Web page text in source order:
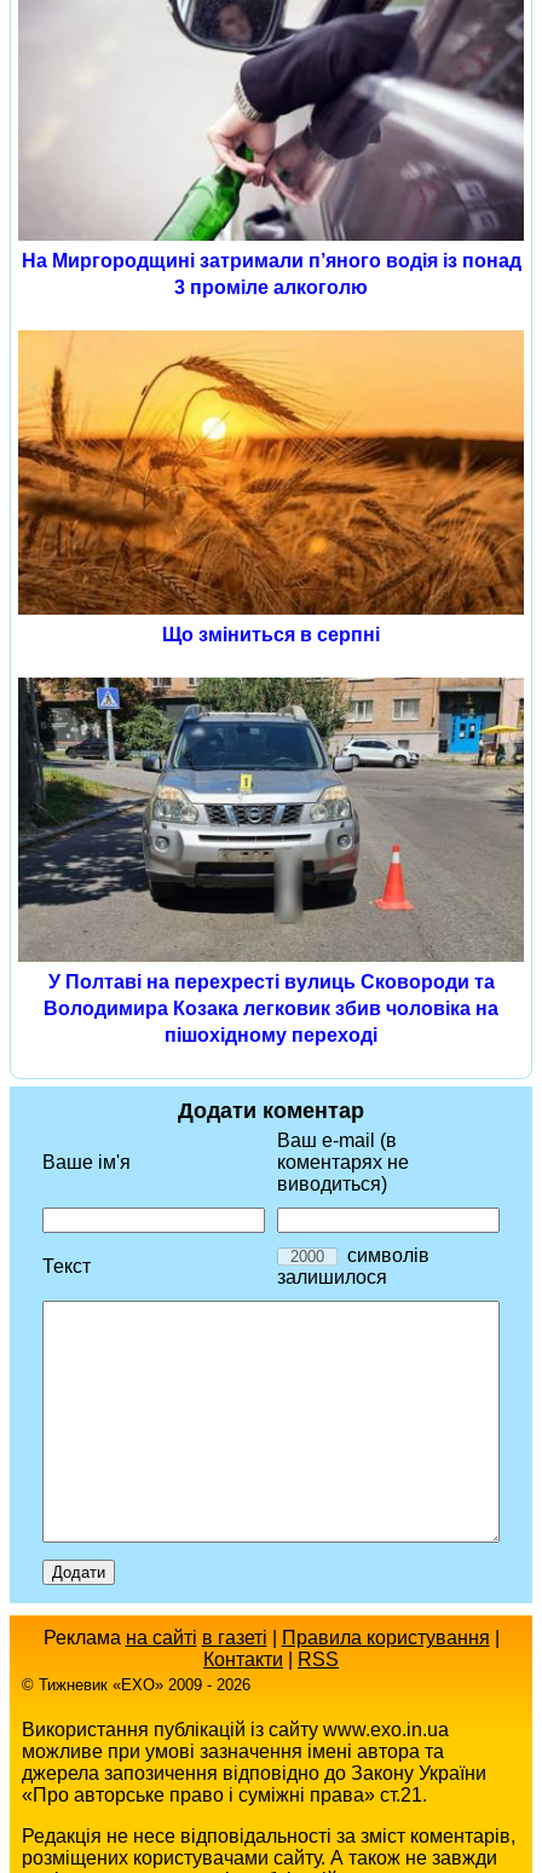
На Миргородщині затримали п’яного водія із понад
3 проміле алкоголю
Що зміниться в серпні
У Полтаві на перехресті вулиць Сковороди та
Володимира Козака легковик збив чоловіка на
пішохідному переході
Додати коментар
Ваше ім'я
Ваш e-mail (в
коментарях не
виводиться)
Текст
символів
залишилося
Реклама на сайті в газеті Правила користування
Контакти
RSS
© Тижневик «EХO» 2009 - 2026
Використання публікацій із сайту www.exo.in.ua
можливе при умові зазначення імені автора та
джерела запозичення відповідно до Закону України
«Про авторське право і суміжні права» ст.21.
Редакція не несе відповідальності за зміст коментарів,
розміщених користувачами сайту. А також не завжди